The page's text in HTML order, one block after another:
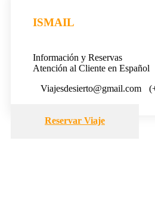
ISMAIL
Información y Reservas
Atención al Cliente en Español
Viajesdesierto@gmail.com
Reservar Viaje